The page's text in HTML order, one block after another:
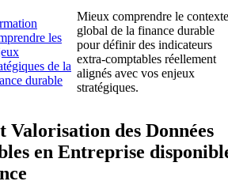
les
de la
durable
Mieux comprendre le contexte
global de la finance durable
pour définir des indicateurs
extra-comptables réellement
alignés avec vos enjeux
stratégiques.
Valorisation des Données
en Entreprise